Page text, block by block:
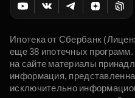
Ипотека от Сбербанк
еще 38 ипотечных
на сайте материалы
информация,
исключительно